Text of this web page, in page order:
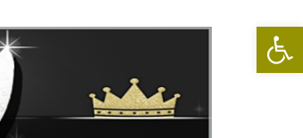
פתח סרגל נגישות